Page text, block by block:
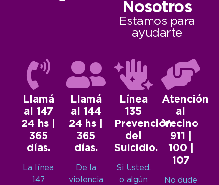
Nosotros
Estamos para
ayudarte
Llamá
al 147
24 hs |
365
días.
La línea
147
Llamá
al 144
24 hs |
365
días.
De la
violencia
Línea
135
Prevención
del
Suicidio.
Si Usted,
o algún
Atención
al
Vecino
911 |
100 |
107
No dude